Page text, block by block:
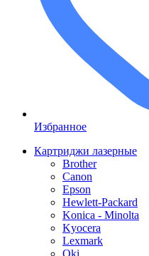
Избранное
Картриджи лазерные
Brother
Canon
Epson
Hewlett-Packard
Konica - Minolta
Kyocera
Lexmark
Oki